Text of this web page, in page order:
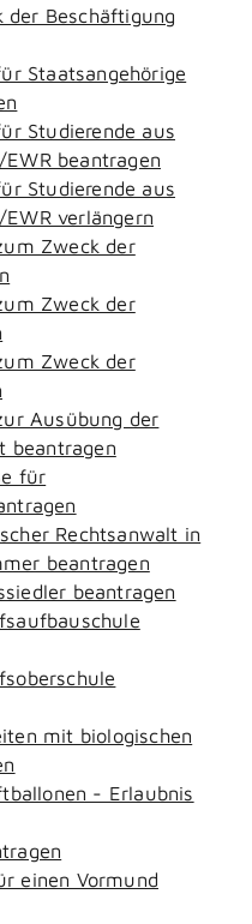
der Beschäftigung
Staatsangehörige
Studierende aus
beantragen
Studierende aus
verlängern
Zweck der
Zweck der
Zweck der
Ausübung der
beantragen
für
Rechtsanwalt in
beantragen
beantragen
mit biologischen
- Erlaubnis
einen Vormund